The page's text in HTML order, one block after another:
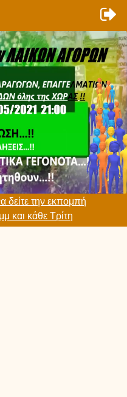
δείτε την εκπομπή
και κάθε Τρίτη